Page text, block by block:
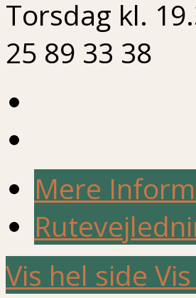
Torsdag kl.
25 89 33 38
Mere
Vis hel side